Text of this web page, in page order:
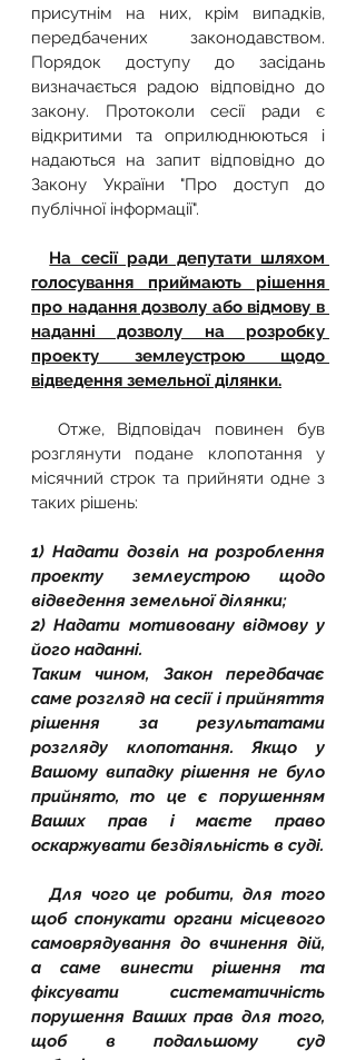
присутнім на них, крім випадків,
передбачених законодавством.
Порядок доступу до засідань
визначається радою відповідно до
закону. Протоколи сесії ради є
відкритими та оприлюднюються і
надаються на запит відповідно до
Закону України "Про доступ до
публічної інформації".
На сесії ради депутати шляхом
голосування приймають рішення
про надання дозволу або відмову в
наданні дозволу на розробку
проекту землеустрою щодо
відведення земельної ділянки.
розглянути подане клопотання у
місячний строк та прийняти одне з
таких рішень:
1) Надати дозвіл на розроблення
проекту землеустрою щодо
відведення земельної ділянки;
2) Надати мотивовану відмову у
його наданні.
Таким чином, Закон передбачає
саме розгляд на сесії і прийняття
рішення за результатами
розгляду клопотання. Якщо у
Вашому випадку рішення не було
прийнято, то це є порушенням
Ваших прав і маєте право
щоб спонукати органи місцевого
самоврядування до вчинення дій,
а саме винести рішення та
фіксувати систематичність
порушення Ваших прав для того,
щоб в подальшому суд